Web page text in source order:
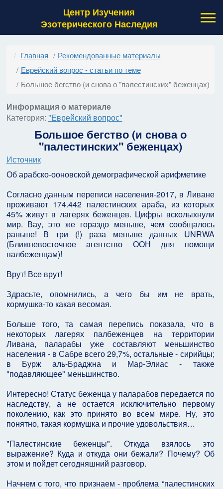
Центр Изучения
Эзотерического Наследия
Главная
Рекомендованные материалы
Еврейский вопрос - статьи по теме
Большое бегство (и снова о "палестинских" беженцах)
Информация о материале
Категория: "Еврейский вопрос"
Большое бегство (и снова о
"палестинских" беженцах)
Источник
Об арабско-ооновской демографической арифметике
Согласно данным переписи населения-2017, в Ливане
проживают 174.442 палестинских араба, из которых
45% живут в лагерях беженцев. Цифры всколыхнули
мир. Вау, это же гораздо меньше, чем сообщалось
раньше! В три (!) раза меньше данных UNRWA
(Ближневосточное агентство ООН для помощи
палбеженцам)!
Врут! Все врут!
Здрасьте, опомнились, а чего бы им не врать,
кормушка-то какая весомая.
Больше того, та самая перепись показала, что в
некоторых лагерях палбеженцев на территории
Ливана, паларабы уже составляют меньшинство
населения - в Сабре всего 29,7%, остальные - сирийцы;
в Бурж аль-Браджна и Мар-Элиас - также
"подавляющее" меньшинство.
Интересно! Статус беженца у паларабов передается по
наследству, а не остается исключительно первому
поколению, как это принято во всем мире. Ну, это
понятно, такая кормушка и прочие удовольствия…
"Палестинские беженцы". Откуда взялось это
выражение? Куда и откуда они бежали? Почему? Об
этом и пойдет сегодняшний разговор.
Начнем с того, что признаем - проблема “палестинских